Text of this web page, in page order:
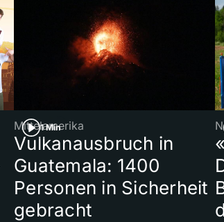
1 Min
Mittelamerika
Vulkanausbruch in
Guatemala: 1400
Personen in Sicherheit
gebracht